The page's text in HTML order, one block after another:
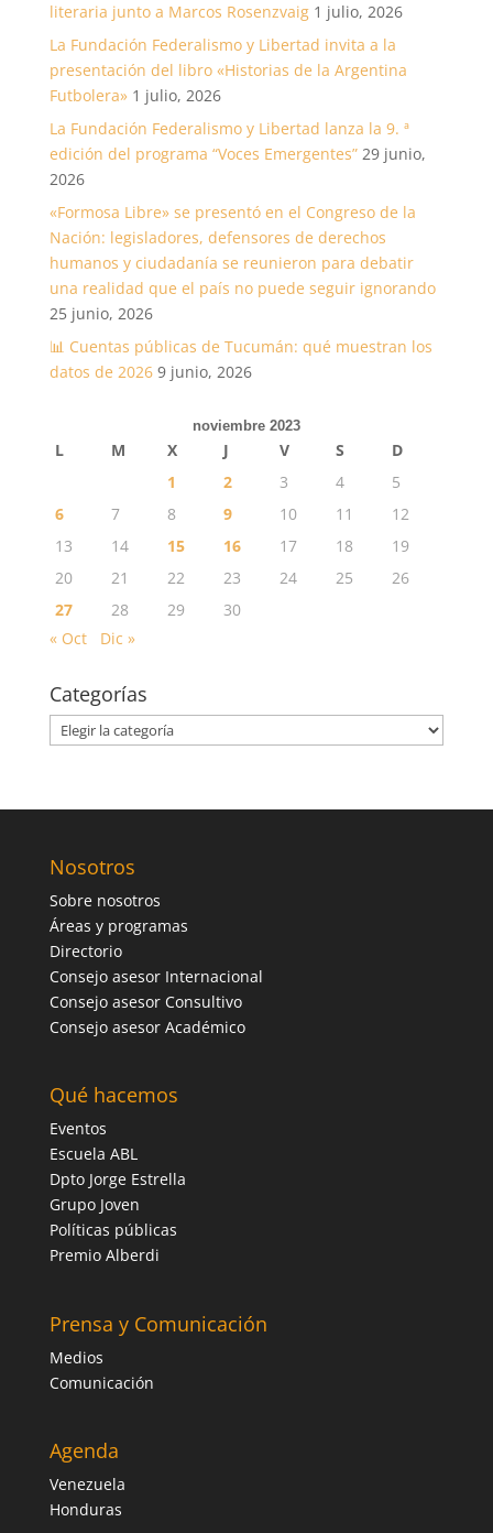
literaria junto a Marcos Rosenzvaig 1 julio, 2026
La Fundación Federalismo y Libertad invita a la
presentación del libro «Historias de la Argentina
Futbolera» 1 julio, 2026
La Fundación Federalismo y Libertad lanza la 9. ª
edición del programa “Voces Emergentes” 29 junio,
2026
«Formosa Libre» se presentó en el Congreso de la
Nación: legisladores, defensores de derechos
humanos y ciudadanía se reunieron para debatir
una realidad que el país no puede seguir ignorando
25 junio, 2026
📊 Cuentas públicas de Tucumán: qué muestran los
datos de 2026 9 junio, 2026
noviembre 2023
L M X J V S
D
1
2 3 4
5
6
7 8 9 10 11
12
13
14 15 16 17 18
19
20
21 22 23 24 25
26
27
28 29
30
« Oct
Dic »
Categorías
Categorías
Nosotros
Sobre nosotros
Áreas y programas
Directorio
Consejo asesor Internacional
Consejo asesor Consultivo
Consejo asesor Académico
Qué hacemos
Eventos
Escuela ABL
Dpto Jorge Estrella
Grupo Joven
Políticas públicas
Premio Alberdi
Prensa y Comunicación
Medios
Comunicación
Agenda
Venezuela
Honduras